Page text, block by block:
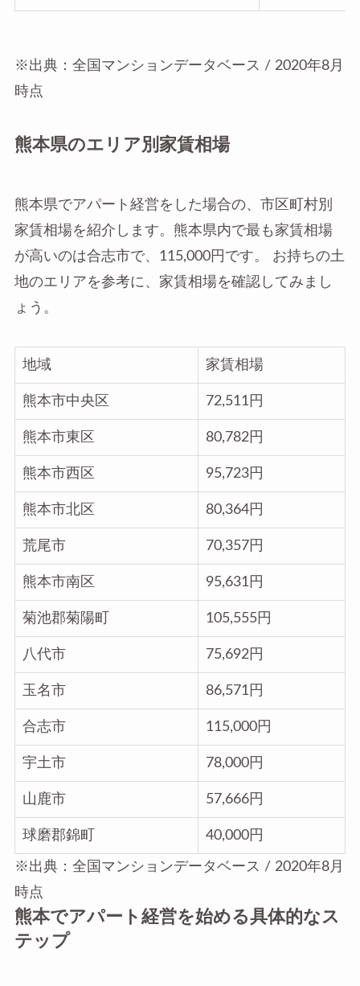
※出典：全国マンションデータベース / 2020年8月
時点
熊本県のエリア別家賃相場
熊本県でアパート経営をした場合の、市区町村別
家賃相場を紹介します。熊本県内で最も家賃相場
が高いのは合志市で、115,000円です。 お持ちの土
地のエリアを参考に、家賃相場を確認してみまし
ょう。
地域 家賃相場
熊本市中央区 72,511円
熊本市東区 80,782円
熊本市西区 95,723円
熊本市北区 80,364円
荒尾市 70,357円
熊本市南区 95,631円
菊池郡菊陽町 105,555円
八代市 75,692円
玉名市 86,571円
合志市 115,000円
宇土市 78,000円
山鹿市 57,666円
球磨郡錦町 40,000円
※出典：全国マンションデータベース / 2020年8月
時点
熊本でアパート経営を始める具体的なス
テップ